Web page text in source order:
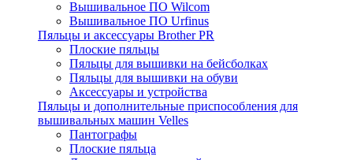
Вышивальное ПО Wilcom
Вышивальное ПО Urfinus
Пяльцы и аксессуары Brother PR
Плоские пяльцы
Пяльцы для вышивки на бейсболках
Пяльцы для вышивки на обуви
Аксессуары и устройства
Пяльцы и дополнительные приспособления для
вышивальных машин Velles
Пантографы
Плоские пяльца